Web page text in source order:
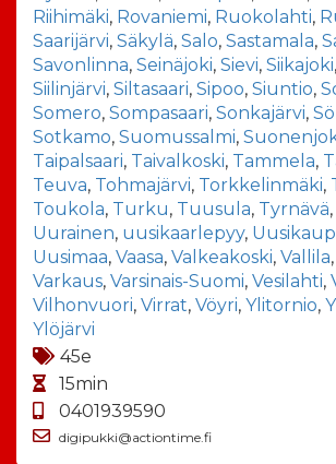
Riihimäki, Rovaniemi, Ruokolahti,
Saarijärvi, Säkylä, Salo, Sastamala,
Savonlinna, Seinäjoki, Sievi, Siikajoki,
Siilinjärvi, Siltasaari, Sipoo, Siuntio,
Somero, Sompasaari, Sonkajärvi,
Sotkamo, Suomussalmi,
Taipalsaari, Taivalkoski, Tammela,
Teuva, Tohmajärvi, Torkkelinmäki,
Toukola, Turku, Tuusula, Tyrnävä,
Uurainen, uusikaarlepyy,
Uusimaa, Vaasa, Valkeakoski, Vallila,
Varkaus, Varsinais-Suomi, Vesilahti,
Vilhonvuori, Virrat, Vöyri, Ylitornio,
Ylöjärvi
45e
15min
0401939590
digipukki@actiontime.fi